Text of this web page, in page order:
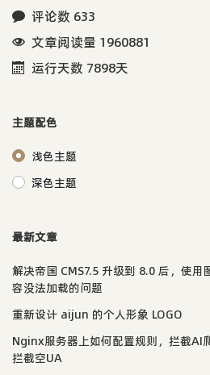
评论数 633
文章阅读量 1960881
运行天数 7898天
主题配色
浅色主题
深色主题
最新文章
解决帝国 CMS7.5 升级到 8.0 后，使用
容没法加载的问题
重新设计 aijun 的个人形象 LOGO
Nginx服务器上如何配置规则，拦截AI
拦截空UA